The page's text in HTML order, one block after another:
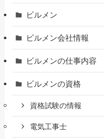
ビルメン
ビルメン会社情報
ビルメンの仕事内容
ビルメンの資格
資格試験の情報
電気工事士